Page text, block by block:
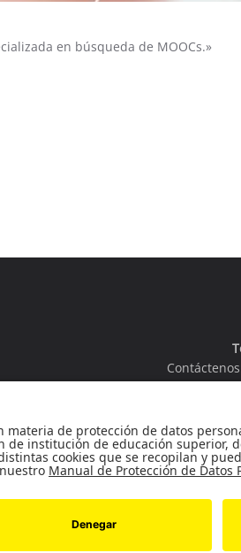
en búsqueda de MOOCs.»
mayo de 1964.
de 1949 Minjusticia.
| Tel.: +571 3394949